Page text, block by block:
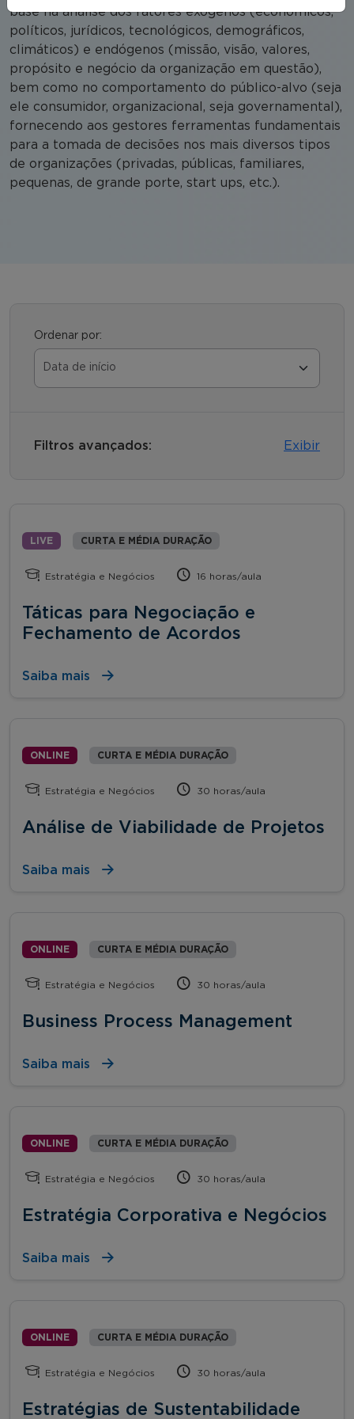
base na análise dos fatores exógenos (econômicos,
políticos, jurídicos, tecnológicos, demográficos,
climáticos) e endógenos (missão, visão, valores,
propósito e negócio da organização em questão),
bem como no comportamento do público-alvo (seja
ele consumidor, organizacional, seja governamental),
fornecendo aos gestores ferramentas fundamentais
para a tomada de decisões nos mais diversos tipos
de organizações (privadas, públicas, familiares,
pequenas, de grande porte, start ups, etc.).
Ordenar por:
Filtros avançados: Exibir
LIVE CURTA E MÉDIA DURAÇÃO
Estratégia e Negócios 16 horas/aula
Táticas para Negociação e
Fechamento de Acordos
Saiba mais
ONLINE CURTA E MÉDIA DURAÇÃO
Estratégia e Negócios 30 horas/aula
Análise de Viabilidade de Projetos
Saiba mais
ONLINE CURTA E MÉDIA DURAÇÃO
Estratégia e Negócios 30 horas/aula
Business Process Management
Saiba mais
ONLINE CURTA E MÉDIA DURAÇÃO
Estratégia e Negócios 30 horas/aula
Estratégia Corporativa e Negócios
Saiba mais
ONLINE CURTA E MÉDIA DURAÇÃO
Estratégia e Negócios 30 horas/aula
Estratégias de Sustentabilidade